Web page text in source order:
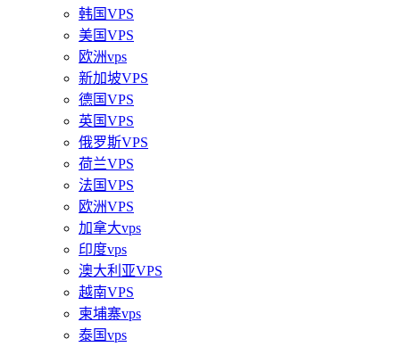
韩国VPS
美国VPS
欧洲vps
新加坡VPS
德国VPS
英国VPS
俄罗斯VPS
荷兰VPS
法国VPS
欧洲VPS
加拿大vps
印度vps
澳大利亚VPS
越南VPS
柬埔寨vps
泰国vps